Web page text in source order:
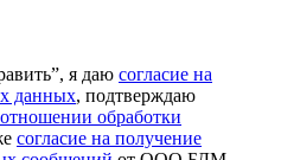
я даю согласие на
данных, подтверждаю
обработки
согласие на получение